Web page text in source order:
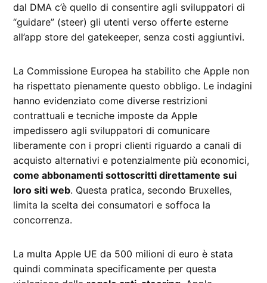
dal DMA c’è quello di consentire agli sviluppatori di
“guidare” (steer) gli utenti verso offerte esterne
all’app store del gatekeeper, senza costi aggiuntivi.
La Commissione Europea ha stabilito che Apple non
ha rispettato pienamente questo obbligo. Le indagini
hanno evidenziato come diverse restrizioni
contrattuali e tecniche imposte da Apple
impedissero agli sviluppatori di comunicare
liberamente con i propri clienti riguardo a canali di
acquisto alternativi e potenzialmente più economici,
come abbonamenti sottoscritti direttamente sui
loro siti web. Questa pratica, secondo Bruxelles,
limita la scelta dei consumatori e soffoca la
concorrenza.
La multa Apple UE da 500 milioni di euro è stata
quindi comminata specificamente per questa